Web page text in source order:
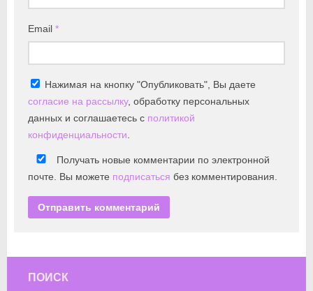
Email *
Нажимая на кнопку "Опубликовать", Вы даете
согласие на рассылку, обработку персональных
данных и соглашаетесь с политикой
конфиденциальности
Получать новые комментарии по электронной
почте. Вы можете подписаться без комментирования.
ПОИСК